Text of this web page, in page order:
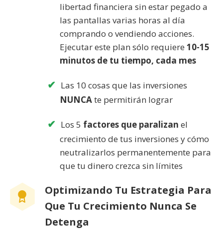
libertad financiera sin estar pegado a
las pantallas varias horas al día
comprando o vendiendo acciones.
Ejecutar este plan sólo requiere 10-15
minutos de tu tiempo, cada mes
Las 10 cosas que las inversiones
NUNCAte permitirán lograr
Los 5 factores que paralizan el
crecimiento de tus inversiones y cómo
neutralizarlos permanentemente para
que tu dinero crezca sin límites
Optimizando Tu Estrategia Para
Que Tu Crecimiento Nunca Se
Detenga